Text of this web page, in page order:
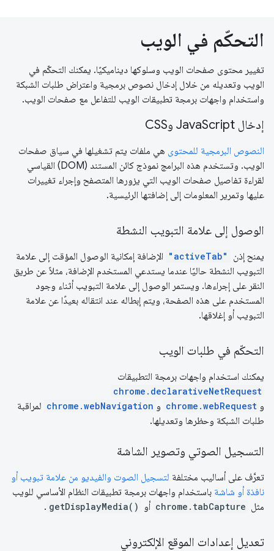
التحكّم في الويب
تغيير محتوى صفحات الويب وسلوكها ديناميكيًا. يمكنك التحكّم في
الويب وتعديله من خلال إدخال نصوص برمجية واعتراض طلبات الشبكة
واستخدام واجهات برمجة تطبيقات الويب للتفاعل مع صفحات الويب.
إدخال JavaScript وCSS
النصوص البرمجية للمحتوى هي ملفات يتم تشغيلها في سياق صفحات
الويب. وتستخدم هذه البرامج نموذج كائن المستند (DOM) القياسي
لقراءة تفاصيل صفحات الويب التي يزورها المتصفح وإجراء تغييرات
عليها وتمرير المعلومات إلى إضافتها الرئيسية.
الوصول إلى علامة التبويب النشطة
يمنح إذن "activeTab" الإضافة إمكانية الوصول المؤقت إلى علامة
التبويب النشطة حاليًا عندما يستدعي المستخدم الإضافة، مثلاً عن طريق
النقر على إجراءها. ويستمر الوصول إلى علامة التبويب أثناء وجود
المستخدم على هذه الصفحة، ويتم إبطاله عند انتقاله بعيدًا عن علامة
التبويب أو إغلاقها.
التحكّم في طلبات الويب
يمكنك استخدام واجهات برمجة التطبيقات
chrome.declarativeNetRequest
و chrome.webRequest و chrome.webNavigation لمراقبة
طلبات الشبكة وحظرها وتعديلها.
التسجيل الصوتي وتصوير الشاشة
تعرَّف على أساليب مختلفة لتسجيل الصوت والفيديو من علامة تبويب أو
نافذة أو شاشة باستخدام واجهات برمجة تطبيقات النظام الأساسي للويب
مثل chrome.tabCapture أو getDisplayMedia()
.
تعديل إعدادات الموقع الإلكتروني